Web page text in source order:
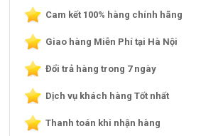
Cam kết 100% hàng chính hãng
Giao hàng Miễn Phí tại Hà Nội
Đổi trả hàng trong 7 ngày
Dịch vụ khách hàng Tốt nhất
Thanh toán khi nhận hàng